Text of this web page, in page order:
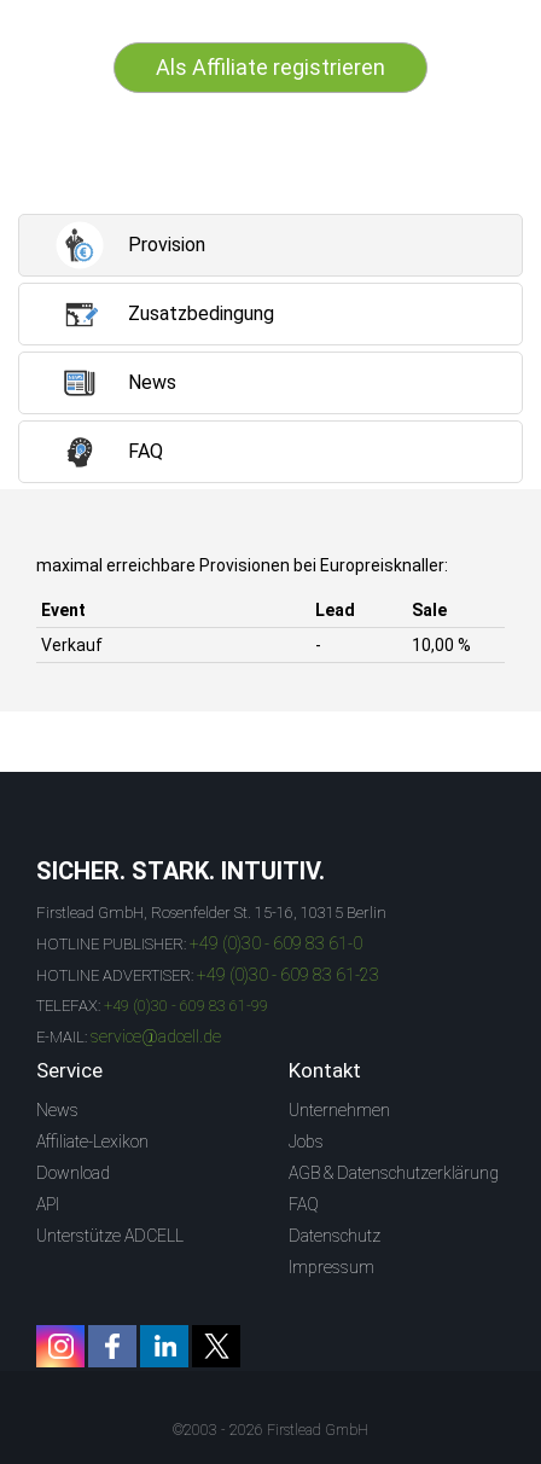
Als Affiliate registrieren
Provision
Zusatzbedingung
News
FAQ
maximal erreichbare Provisionen bei Europreisknaller:
Event Lead
Sale
Verkauf
- 10,00 %
SICHER. STARK. INTUITIV.
Firstlead GmbH, Rosenfelder St. 15-16, 10315 Berlin
HOTLINE PUBLISHER: +49 (0)30 - 609 83 61-0
HOTLINE ADVERTISER: +49 (0)30 - 609 83 61-23
TELEFAX: +49 (0)30 - 609 83 61-99
E-MAIL: service@adcell.de
Service
News
Affiliate-Lexikon
Download
API
Unterstütze ADCELL
Kontakt
Unternehmen
Jobs
AGB & Datenschutzerklärung
FAQ
Datenschutz
Impressum
©2003 - 2026 Firstlead GmbH